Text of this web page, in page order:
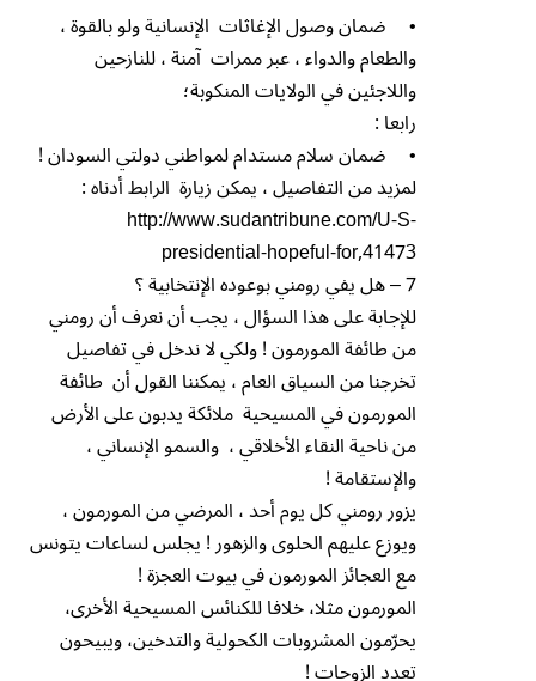
• ضمان وصول الإغاثات الإنسانية ولو بالقوة ،
والطعام والدواء ، عبر ممرات آمنة ، للنازحين
واللاجئين في الولايات المنكوبة؛
رابعا :
• ضمان سلام مستدام لمواطني دولتي السودان !
لمزيد من التفاصيل ، يمكن زيارة الرابط أدناه :
http://www.sudantribune.com/U-S-
presidential-hopeful-for,41473
7 – هل يفي رومني بوعوده الإنتخابية ؟
للإجابة على هذا السؤال ، يجب أن نعرف أن رومني
من طائفة المورمون ! ولكي لا ندخل في تفاصيل
تخرجنا من السياق العام ، يمكننا القول أن طائفة
المورمون في المسيحية ملائكة يدبون على الأرض
من ناحية النقاء الأخلاقي ، والسمو الإنساني ،
والإستقامة !
يزور رومني كل يوم أحد ، المرضي من المورمون ،
ويوزع عليهم الحلوى والزهور ! يجلس لساعات يتونس
مع العجائز المورمون في بيوت العجزة !
المورمون مثلا، خلافا للكنائس المسيحية الأخرى،
يحرّمون المشروبات الكحولية والتدخين، ويبيحون
تعدد الزوجات !